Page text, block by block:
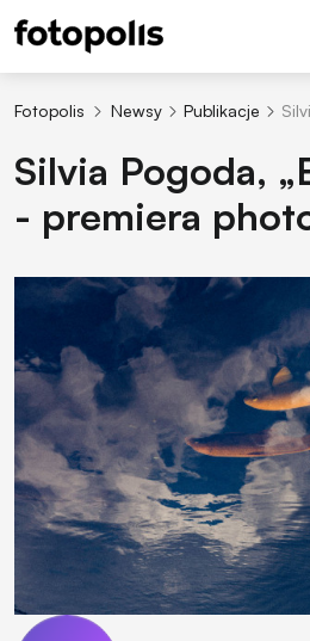
Fotopolis Newsy Publikacje
Silvia Pogoda,
- premiera